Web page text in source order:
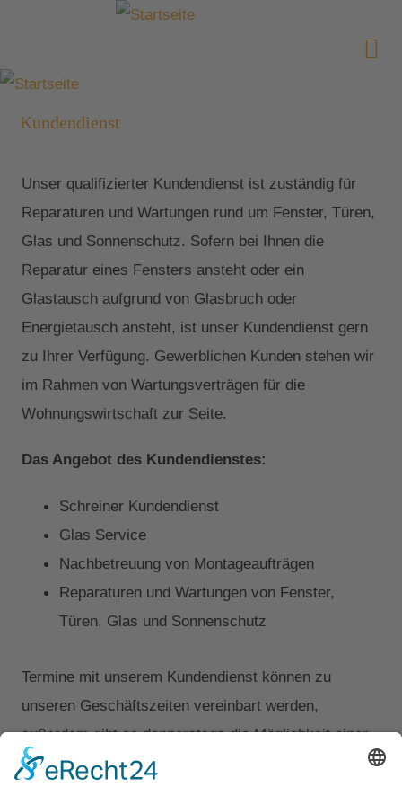
Kundendienst
Unser qualifizierter Kundendienst ist zuständig für
Reparaturen und Wartungen rund um Fenster, Türen,
Glas und Sonnenschutz. Sofern bei Ihnen die
Reparatur eines Fensters ansteht oder ein
Glastausch aufgrund von Glasbruch oder
Energietausch ansteht, ist unser Kundendienst gern
zu Ihrer Verfügung. Gewerblichen Kunden stehen wir
im Rahmen von Wartungsverträgen für die
Wohnungswirtschaft zur Seite.
Das Angebot des Kundendienstes:
Schreiner Kundendienst
Glas Service
Nachbetreuung von Montageaufträgen
Reparaturen und Wartungen von Fenster,
Türen, Glas und Sonnenschutz
Termine mit unserem Kundendienst können zu
unseren Geschäftszeiten vereinbart werden,
außerdem gibt es donnerstags die Möglichkeit einer
Abendterminierung bis 18:00 Uhr sowie Freitags eine